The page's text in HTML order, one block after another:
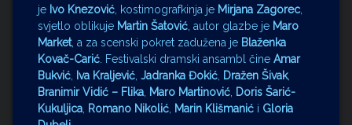
je Ivo Knezović , kostimografkinja je Mirjana Zagorec
svjetlo oblikuje Martin Šatović , autor glazbe je Maro
Market, a za scenski pokret zadužena je Blaženka
Kovač-Carić . Festivalski dramski ansambl čine Amar
Bukvić
Iva Kraljević Jadranka Đokić Dražen Šivak,
Branimir Vidić – Flika Maro Martinović Doris Šarić-
Kukuljica Romano Nikolić Marin Klišmanić i Gloria